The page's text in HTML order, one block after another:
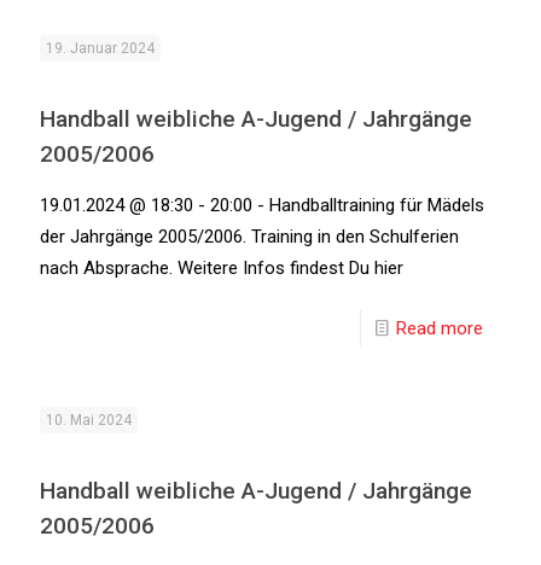
19. Januar 2024
Handball weibliche A-Jugend / Jahrgänge
2005/2006
19.01.2024 @ 18:30 - 20:00 - Handballtraining für Mädels
der Jahrgänge 2005/2006. Training in den Schulferien
nach Absprache. Weitere Infos findest Du hier
Read more
10. Mai 2024
Handball weibliche A-Jugend / Jahrgänge
2005/2006